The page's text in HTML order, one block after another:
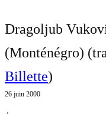
Dragoljub
(Monténégro)
Billette)
26 juin 2000
⋅